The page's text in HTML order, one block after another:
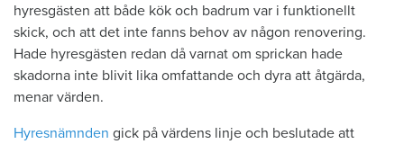
hyresgästen att både kök och badrum var i funktionellt
skick, och att det inte fanns behov av någon renovering.
Hade hyresgästen redan då varnat om sprickan hade
skadorna inte blivit lika omfattande och dyra att åtgärda,
menar värden.
Hyresnämnden gick på värdens linje och beslutade att